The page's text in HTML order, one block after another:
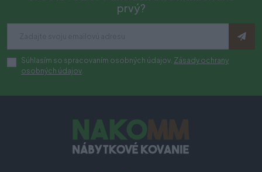
prvý?
Súhlasím so spracovaním osobných údajov. Zásady ochrany
osobných údajov.